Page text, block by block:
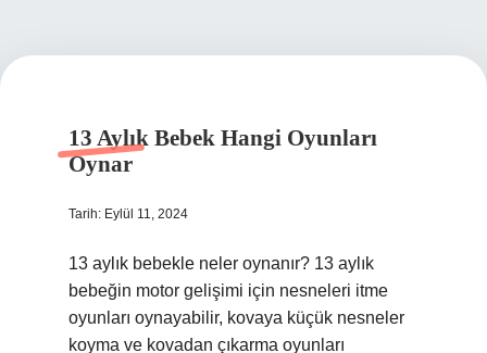
13 Aylık Bebek Hangi Oyunları
Oynar
Tarih: Eylül 11, 2024
13 aylık bebekle neler oynanır? 13 aylık
bebeğin motor gelişimi için nesneleri itme
oyunları oynayabilir, kovaya küçük nesneler
koyma ve kovadan çıkarma oyunları